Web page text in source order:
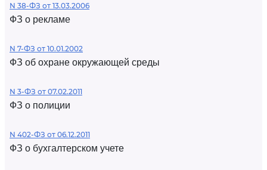
N 38-ФЗ от 13.03.2006
ФЗ о рекламе
N 7-ФЗ от 10.01.2002
ФЗ об охране окружающей среды
N 3-ФЗ от 07.02.2011
ФЗ о полиции
N 402-ФЗ от 06.12.2011
ФЗ о бухгалтерском учете